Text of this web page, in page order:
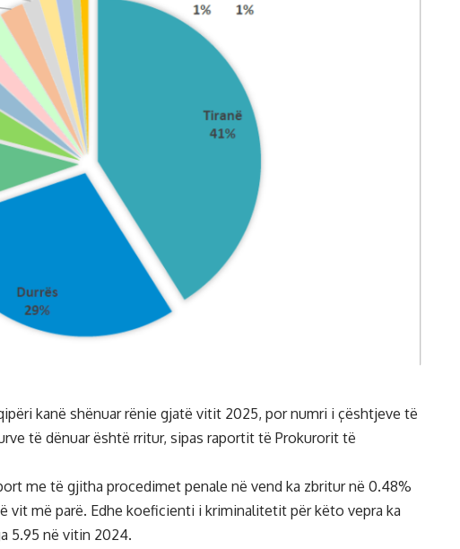
kanë shënuar rënie gjatë vitit 2025, por numri i çështjeve të
të dënuar është rritur, sipas raportit të Prokurorit të
me të gjitha procedimet penale në vend ka zbritur në 0.48%
vit më parë. Edhe koeficienti i kriminalitetit për këto vepra ka
5.95 në vitin 2024.